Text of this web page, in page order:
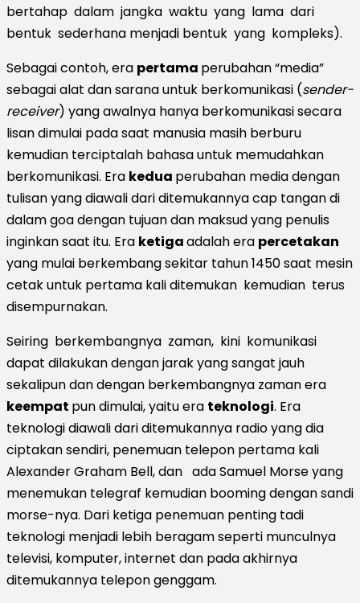
bertahap dalam jangka waktu yang lama dari
bentuk sederhana menjadi bentuk yang kompleks).
Sebagai contoh, era pertama perubahan “media”
sebagai alat dan sarana untuk berkomunikasi (sender-
receiver) yang awalnya hanya berkomunikasi secara
lisandimulai pada saat manusia masih berburu
kemudian terciptalah bahasa untuk memudahkan
berkomunikasi. Era kedua perubahan media dengan
tulisanyang diawali dari ditemukannya cap tangan di
dalam goa dengan tujuan dan maksud yang penulis
inginkan saat itu. Era ketigaadalah era percetakan
yang mulai berkembang sekitar tahun 1450 saat mesin
cetak untuk pertama kali ditemukan kemudian terus
disempurnakan.
Seiring berkembangnya zaman, kini komunikasi
dapat dilakukan dengan jarak yang sangat jauh
sekalipun dan dengan berkembangnya zaman era
keempat pun dimulai, yaitu era teknologi. Era
teknologi diawali dari ditemukannya radio yang dia
ciptakan sendiri, penemuan telepon pertama kali
Alexander Graham Bell, dan ada Samuel Morse yang
menemukan telegraf kemudian booming dengan sandi
morse-nya. Dari ketiga penemuan penting tadi
teknologi menjadi lebih beragam seperti munculnya
televisi, komputer, internet dan pada akhirnya
ditemukannya telepon genggam.